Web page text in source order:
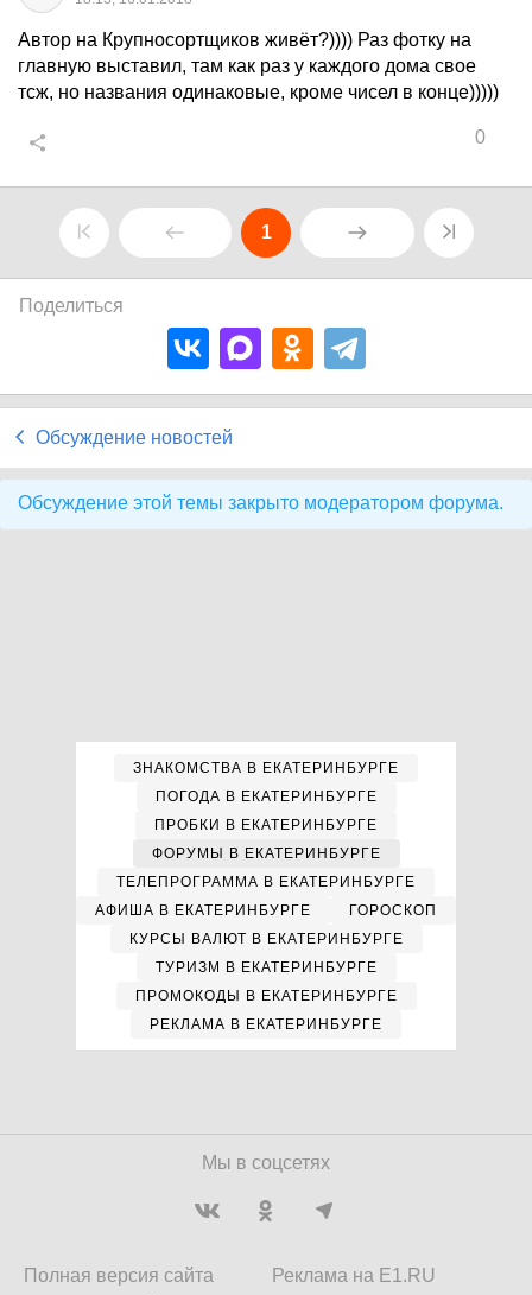
Автор на Крупносортщиков живёт?)))) Раз фотку на
главную выставил, там как раз у каждого дома свое
тсж, но названия одинаковые, кроме чисел в конце)))))
0
1
Поделиться
Обсуждение новостей
Обсуждение этой темы закрыто модератором форума.
ЗНАКОМСТВА В ЕКАТЕРИНБУРГЕ
ПОГОДА В ЕКАТЕРИНБУРГЕ
ПРОБКИ В ЕКАТЕРИНБУРГЕ
ФОРУМЫ В ЕКАТЕРИНБУРГЕ
ТЕЛЕПРОГРАММА В ЕКАТЕРИНБУРГЕ
АФИША В ЕКАТЕРИНБУРГЕ
ГОРОСКОП
КУРСЫ ВАЛЮТ В ЕКАТЕРИНБУРГЕ
ТУРИЗМ В ЕКАТЕРИНБУРГЕ
ПРОМОКОДЫ В ЕКАТЕРИНБУРГЕ
РЕКЛАМА В ЕКАТЕРИНБУРГЕ
Мы в соцсетях
Полная версия сайта
Реклама на E1.RU